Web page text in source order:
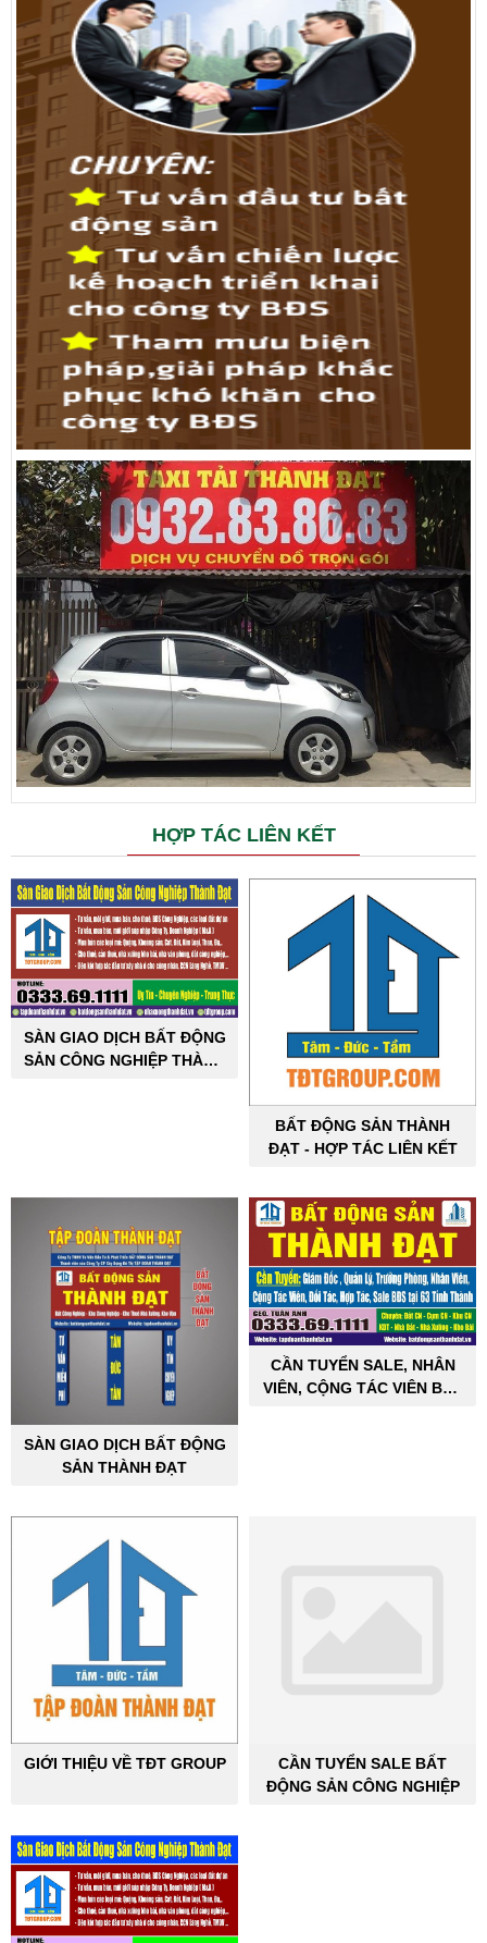
HỢP TÁC LIÊN KẾT
SÀN GIAO DỊCH BẤT ĐỘNG
SẢN CÔNG NGHIỆP THÀNH
BẤT ĐỘNG SẢN THÀNH
ĐẠT - HỢP TÁC LIÊN KẾT
SÀN GIAO DỊCH BẤT ĐỘNG
SẢN THÀNH ĐẠT
CẦN TUYỂN SALE, NHÂN
VIÊN, CỘNG TÁC VIÊN BẤT
GIỚI THIỆU VỀ TĐT GROUP
CẦN TUYỂN SALE BẤT
ĐỘNG SẢN CÔNG NGHIỆP